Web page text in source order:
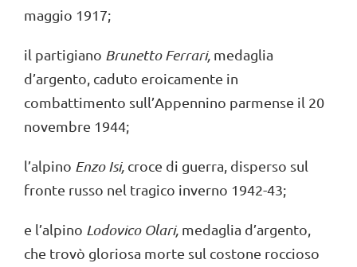
maggio 1917;
il partigiano Brunetto Ferrari, medaglia
d’argento, caduto eroicamente in
combattimento sull’Appennino parmense il 20
novembre 1944;
l’alpino Enzo Isi, croce di guerra, disperso sul
fronte russo nel tragico inverno 1942-43;
e l’alpino Lodovico Olari, medaglia d’argento,
che trovò gloriosa morte sul costone roccioso